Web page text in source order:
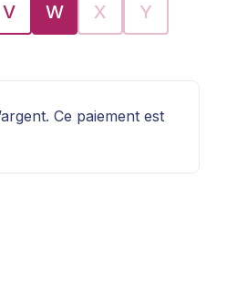
V W X Y
Ce paiement est